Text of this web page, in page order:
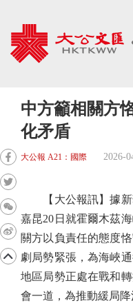
中方籲相關方
化矛盾
大公報 A21：國際 2026-
【大公報訊】據新
嘉昆20日就霍爾木茲
關方以負責任的態度
劇局勢緊張，為海峽
地區局勢正處在戰和
會一道，為推動緩局降